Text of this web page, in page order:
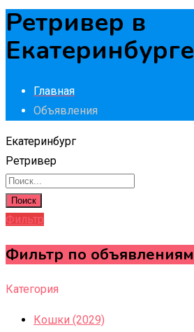
Ретривер в
Екатеринбурге
Главная
Объявления
Екатеринбург
Ретривер
Поиск
Фильтр
Фильтр по объявлениям
Категория
Кошки (2029)